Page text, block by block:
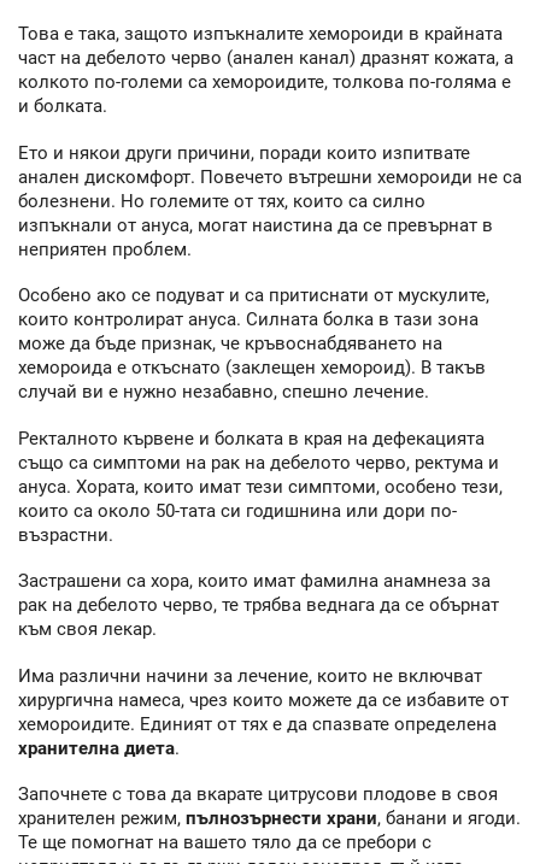
Това е така, защото изпъкналите хемороиди в крайната
част на дебелото черво (анален канал) дразнят кожата, а
колкото по-големи са хемороидите, толкова по-голяма е
и болката.
Ето и някои други причини, поради които изпитвате
анален дискомфорт. Повечето вътрешни хемороиди не са
болезнени. Но големите от тях, които са силно
изпъкнали от ануса, могат наистина да се превърнат в
неприятен проблем.
Особено ако се подуват и са притиснати от мускулите,
които контролират ануса. Силната болка в тази зона
може да бъде признак, че кръвоснабдяването на
хемороида е откъснато (заклещен хемороид). В такъв
случай ви е нужно незабавно, спешно лечение.
Ректалното кървене и болката в края на дефекацията
също са симптоми на рак на дебелото черво, ректума и
ануса. Хората, които имат тези симптоми, особено тези,
които са около 50-тата си годишнина или дори по-
възрастни.
Застрашени са хора, които имат фамилна анамнеза за
рак на дебелото черво, те трябва веднага да се обърнат
към своя лекар.
Има различни начини за лечение, които не включват
хирургична намеса, чрез които можете да се избавите от
хемороидите. Единият от тях е да спазвате определена
хранителна диета.
Започнете с това да вкарате цитрусови плодове в своя
хранителен режим, пълнозърнести храни, банани и ягоди.
Те ще помогнат на вашето тяло да се пребори с